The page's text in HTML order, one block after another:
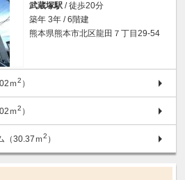
武蔵塚駅 / 徒歩20分
築年 3年 / 6階建
熊本県熊本市北区龍田７丁目29-54
ｍ2 ）
ｍ2 ）
（30.37ｍ2 ）